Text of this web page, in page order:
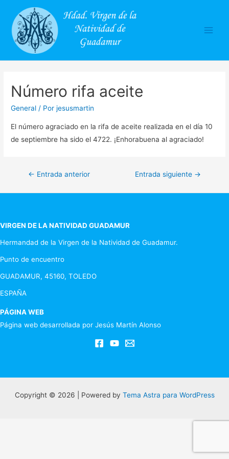
Número rifa aceite
General / Porjesusmartin
El número agraciado en la rifa de aceite realizada en el día 10
de septiembre ha sido el 4722. ¡Enhorabuena al agraciado!
Navegación
de
← Entrada anterior Entrada siguiente →
VIRGEN DE LA NATIVIDAD GUADAMUR
Hermandad de la Virgen de la Natividad de Guadamur.
Punto de encuentro
GUADAMUR, 45160, TOLEDO
ESPAÑA
PÁGINA WEB
Página web desarrollada por Jesús Martín Alonso
Copyright © 2026 | Powered by Tema Astra para WordPress